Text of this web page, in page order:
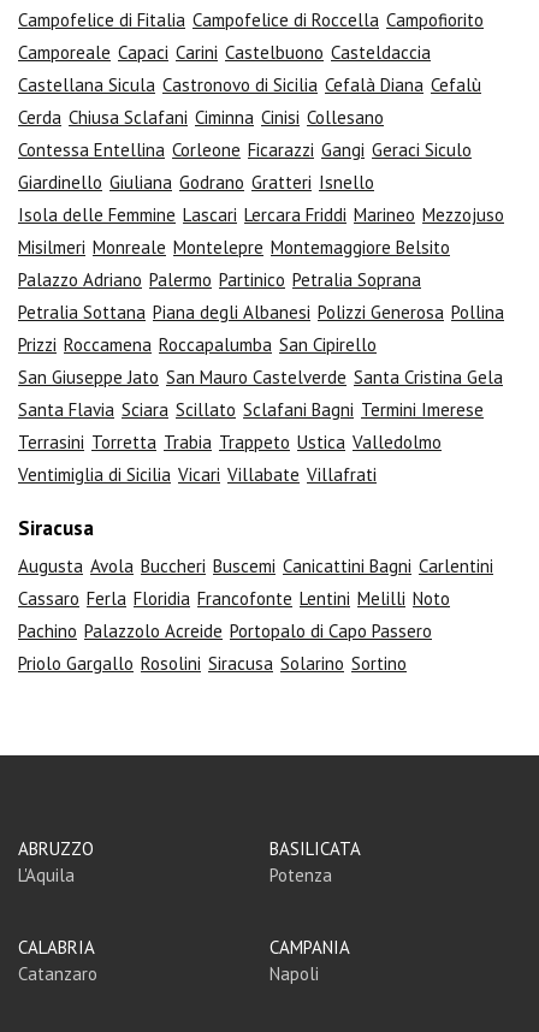
Campofelice di Fitalia Campofelice di Roccella Campofiorito
Camporeale Capaci Carini Castelbuono Casteldaccia
Castellana Sicula Castronovo di Sicilia Cefalà Diana Cefalù
Cerda Chiusa Sclafani Ciminna Cinisi Collesano
Contessa Entellina Corleone Ficarazzi Gangi Geraci Siculo
Giardinello Giuliana Godrano Gratteri Isnello
Isola delle Femmine Lascari Lercara Friddi Marineo Mezzojuso
Misilmeri Monreale Montelepre Montemaggiore Belsito
Palazzo Adriano Palermo Partinico Petralia Soprana
Petralia Sottana Piana degli Albanesi Polizzi Generosa Pollina
Prizzi Roccamena Roccapalumba San Cipirello
San Giuseppe Jato San Mauro Castelverde Santa Cristina Gela
Santa Flavia Sciara Scillato Sclafani Bagni Termini Imerese
Terrasini Torretta Trabia Trappeto Ustica Valledolmo
Ventimiglia di Sicilia Vicari Villabate Villafrati
Siracusa
Augusta Avola Buccheri Buscemi Canicattini Bagni Carlentini
Cassaro Ferla Floridia Francofonte Lentini Melilli Noto
Pachino Palazzolo Acreide Portopalo di Capo Passero
Priolo Gargallo Rosolini Siracusa Solarino Sortino
ABRUZZO
L'Aquila
BASILICATA
Potenza
CALABRIA
Catanzaro
CAMPANIA
Napoli